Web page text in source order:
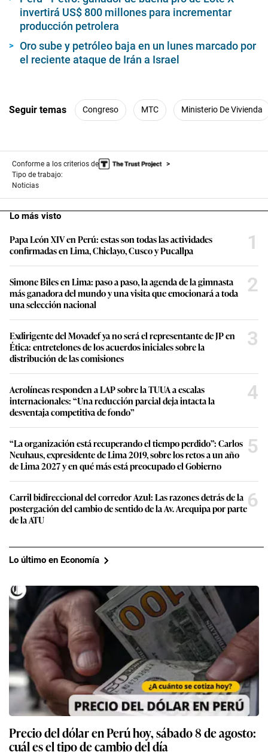
invertirá US$ 800 millones para incrementar
producción petrolera
Oro sube y petróleo baja en un lunes marcado por
el reciente ataque de Irán a Israel
Seguir temas Congreso MTC Ministerio De Vivienda
Conforme a los criterios de
Tipo de trabajo:
Noticias
Lo más visto
Papa León XIV en Perú: estas son todas las actividades
confirmadas en Lima, Chiclayo, Cusco y Pucallpa
1
Simone Biles en Lima: paso a paso, la agenda de la gimnasta
más ganadora del mundo y una visita que emocionará a toda
una selección nacional
2
Exdirigente del Movadef ya no será el representante de JP en
Ética: entretelones de los acuerdos iniciales sobre la
distribución de las comisiones
3
Aerolíneas responden a LAP sobre la TUUA a escalas
internacionales: “Una reducción parcial deja intacta la
desventaja competitiva de fondo”
4
“La organización está recuperando el tiempo perdido”: Carlos
Neuhaus, expresidente de Lima 2019, sobre los retos a un año
de Lima 2027 y en qué más está preocupado el Gobierno
5
Carril bidireccional del corredor Azul: Las razones detrás de la
postergación del cambio de sentido de la Av. Arequipa por parte
de la ATU
6
Lo último en Economía
Precio del dólar en Perú hoy, sábado 8 de agosto:
cuál es el tipo de cambio del día